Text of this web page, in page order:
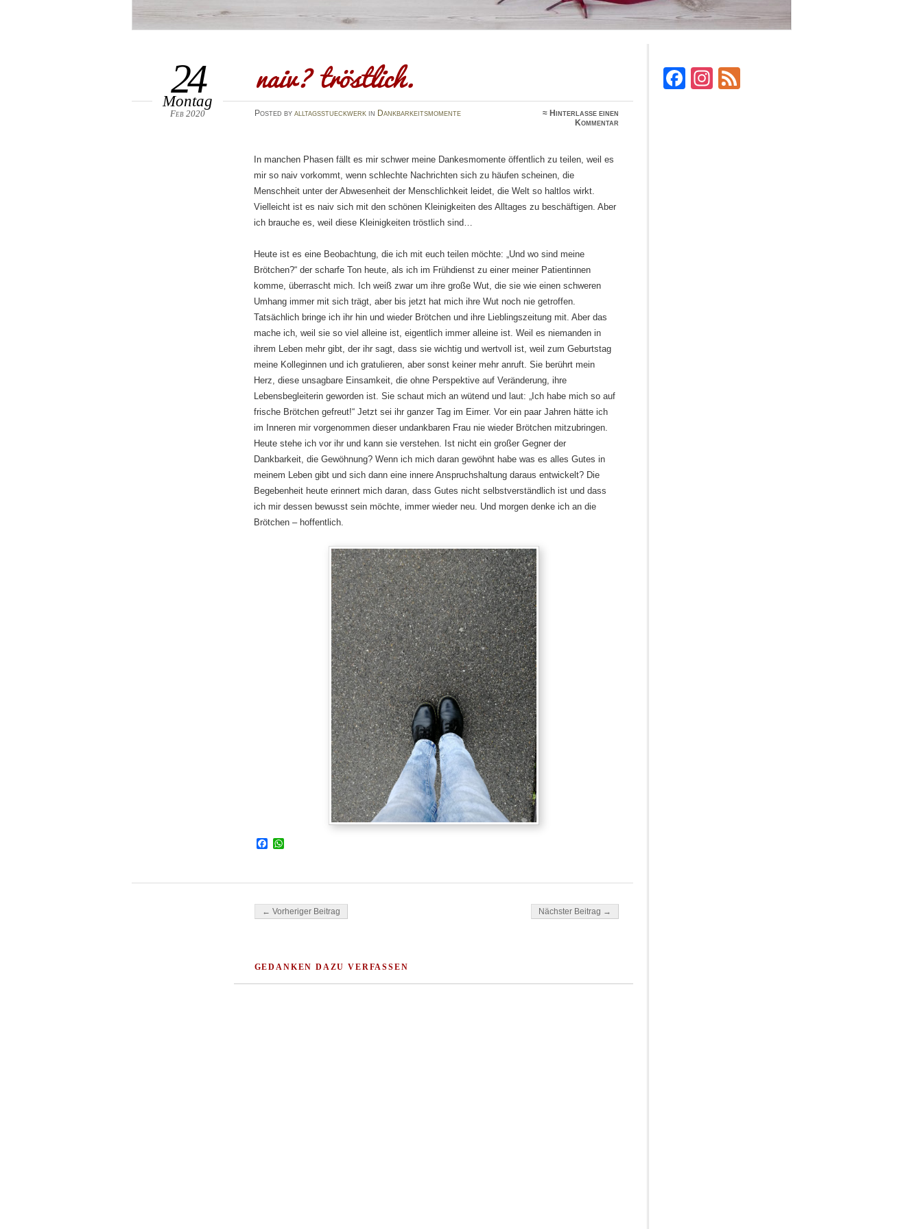
naiv? tröstlich.
24
Montag
Feb 2020 Posted by alltagsstueckwerkin Dankbarkeitsmomente ≈ Hinterlasse einen
Kommentar
In manchen Phasen fällt es mir schwer meine Dankesmomente öffentlich zu teilen, weil es
mir so naiv vorkommt, wenn schlechte Nachrichten sich zu häufen scheinen, die
Menschheit unter der Abwesenheit der Menschlichkeit leidet, die Welt so haltlos wirkt.
Vielleicht ist es naiv sich mit den schönen Kleinigkeiten des Alltages zu beschäftigen. Aber
ich brauche es, weil diese Kleinigkeiten tröstlich sind…
Heute ist es eine Beobachtung, die ich mit euch teilen möchte: „Und wo sind meine
Brötchen?“ der scharfe Ton heute, als ich im Frühdienst zu einer meiner Patientinnen
komme, überrascht mich. Ich weiß zwar um ihre große Wut, die sie wie einen schweren
Umhang immer mit sich trägt, aber bis jetzt hat mich ihre Wut noch nie getroffen.
Tatsächlich bringe ich ihr hin und wieder Brötchen und ihre Lieblingszeitung mit. Aber das
mache ich, weil sie so viel alleine ist, eigentlich immer alleine ist. Weil es niemanden in
ihrem Leben mehr gibt, der ihr sagt, dass sie wichtig und wertvoll ist, weil zum Geburtstag
meine Kolleginnen und ich gratulieren, aber sonst keiner mehr anruft. Sie berührt mein
Herz, diese unsagbare Einsamkeit, die ohne Perspektive auf Veränderung, ihre
Lebensbegleiterin geworden ist. Sie schaut mich an wütend und laut: „Ich habe mich so auf
frische Brötchen gefreut!“ Jetzt sei ihr ganzer Tag im Eimer. Vor ein paar Jahren hätte ich
im Inneren mir vorgenommen dieser undankbaren Frau nie wieder Brötchen mitzubringen.
Heute stehe ich vor ihr und kann sie verstehen. Ist nicht ein großer Gegner der
Dankbarkeit, die Gewöhnung? Wenn ich mich daran gewöhnt habe was es alles Gutes in
meinem Leben gibt und sich dann eine innere Anspruchshaltung daraus entwickelt? Die
Begebenheit heute erinnert mich daran, dass Gutes nicht selbstverständlich ist und dass
ich mir dessen bewusst sein möchte, immer wieder neu. Und morgen denke ich an die
Brötchen – hoffentlich.
Facebook
Beitragsnavigation
← Vorheriger Beitrag Nächster Beitrag →
GEDANKEN DAZU VERFASSEN
Facebook
Instagram